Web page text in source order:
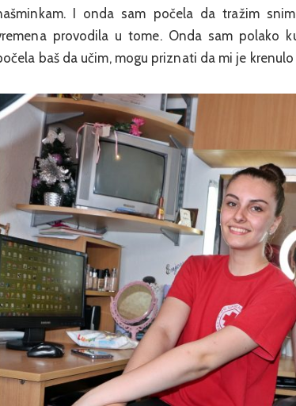
I onda sam počela da tražim
provodila u tome. Onda sam polako
baš da učim, mogu priznati da mi je